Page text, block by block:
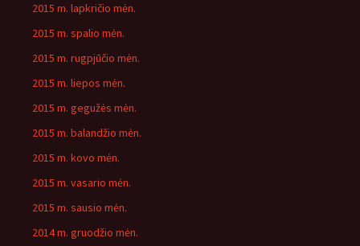
2015 m. lapkričio mėn.
2015 m. spalio mėn.
2015 m. rugpjūčio mėn.
2015 m. liepos mėn.
2015 m. gegužės mėn.
2015 m. balandžio mėn.
2015 m. kovo mėn.
2015 m. vasario mėn.
2015 m. sausio mėn.
2014 m. gruodžio mėn.